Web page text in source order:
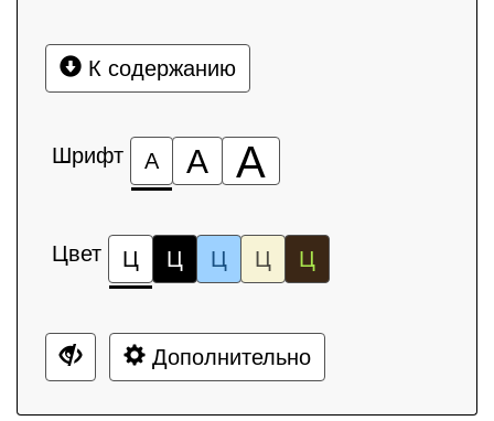
К содержанию
Шрифт А А А
Цвет Ц Ц Ц Ц Ц
Дополнительно